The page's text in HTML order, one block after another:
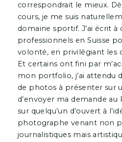
correspondrait le mieux.
cours, je me suis
domaine sportif. J’ai écrit
professionnels en Suisse
volonté, en privilégiant les
Et certains ont fini par
mon portfolio, j’ai attendu
de photos à présenter sur
d’envoyer ma demande au
sur quelqu’un d’ouvert à
photographe venant non
journalistiques mais